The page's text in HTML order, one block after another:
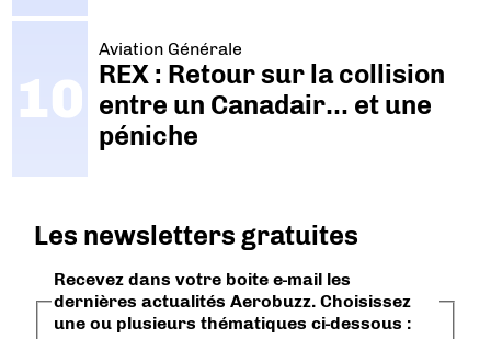
Aviation Générale
REX : Retour sur la collision
entre un Canadair… et une
péniche
Les newsletters gratuites
Recevez dans votre boite e-mail les
dernières actualités Aerobuzz. Choisissez
une ou plusieurs thématiques ci-dessous :